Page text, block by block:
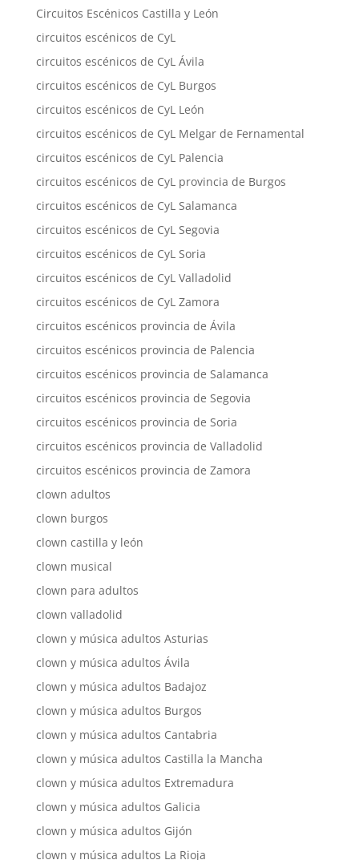
Circuitos Escénicos Castilla y León
circuitos escénicos de CyL
circuitos escénicos de CyL Ávila
circuitos escénicos de CyL Burgos
circuitos escénicos de CyL León
circuitos escénicos de CyL Melgar de Fernamental
circuitos escénicos de CyL Palencia
circuitos escénicos de CyL provincia de Burgos
circuitos escénicos de CyL Salamanca
circuitos escénicos de CyL Segovia
circuitos escénicos de CyL Soria
circuitos escénicos de CyL Valladolid
circuitos escénicos de CyL Zamora
circuitos escénicos provincia de Ávila
circuitos escénicos provincia de Palencia
circuitos escénicos provincia de Salamanca
circuitos escénicos provincia de Segovia
circuitos escénicos provincia de Soria
circuitos escénicos provincia de Valladolid
circuitos escénicos provincia de Zamora
clown adultos
clown burgos
clown castilla y león
clown musical
clown para adultos
clown valladolid
clown y música adultos Asturias
clown y música adultos Ávila
clown y música adultos Badajoz
clown y música adultos Burgos
clown y música adultos Cantabria
clown y música adultos Castilla la Mancha
clown y música adultos Extremadura
clown y música adultos Galicia
clown y música adultos Gijón
clown y música adultos La Rioja